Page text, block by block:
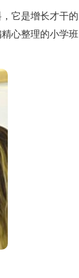
它是增长才干的
心整理的小学班